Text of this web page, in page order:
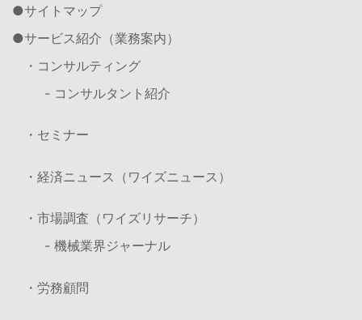
サイトマップ
サービス紹介（業務案内）
・コンサルティング
- コンサルタント紹介
・セミナー
・経済ニュース（ワイズニュース）
・市場調査（ワイズリサーチ）
- 機械業界ジャーナル
・労務顧問